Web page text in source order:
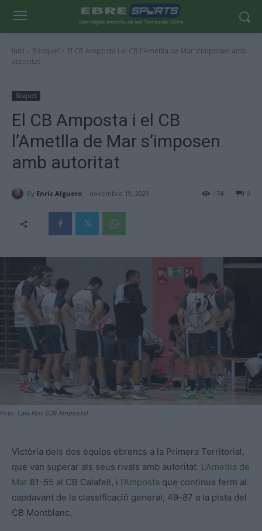
Inici Bàsquet
El CB Amposta i el CB l'Ametlla de Mar s'imposen amb
autoritat
Bàsquet
El CB Amposta i el CB
l’Ametlla de Mar s’imposen
amb autoritat
By Enric Alguero novembre 19, 2023 0
174
Foto: Laia Nos (CB Amposta)
Victòria dels dos equips ebrencs a la Primera Territorial,
que van superar als seus rivals amb autoritat. L’Ametlla de
Mar 81-55 al CB Calafell, i l’Amposta que continua ferm al
capdavant de la classificació general, 49-87 a la pista del
CB Montblanc.